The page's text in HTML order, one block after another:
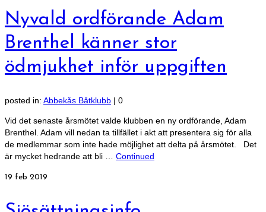
Nyvald ordförande Adam
Brenthel känner stor
ödmjukhet inför uppgiften
posted in: Abbekås Båtklubb | 0
Vid det senaste årsmötet valde klubben en ny ordförande, Adam
Brenthel. Adam vill nedan ta tillfället i akt att presentera sig för alla
de medlemmar som inte hade möjlighet att delta på årsmötet. Det
är mycket hedrande att bli … Continued
19 feb 2019